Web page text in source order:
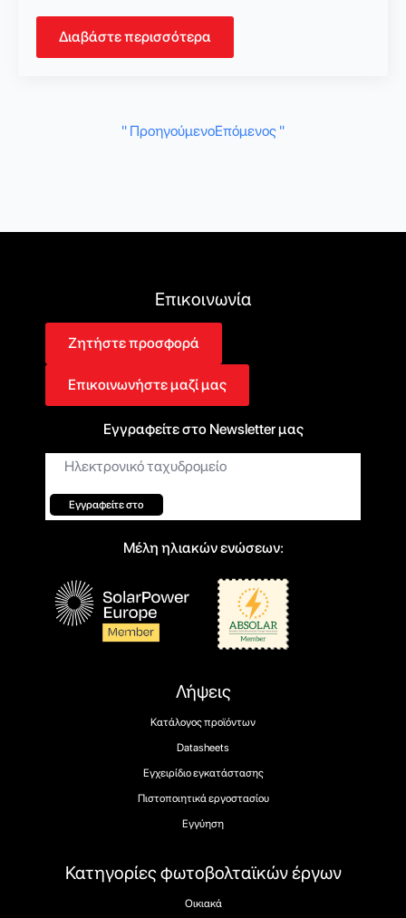
Διαβάστε περισσότερα
" ΠροηγούμενοΕπόμενος "
Κατηγορίες φωτοβολταϊκών έργων
Οικιακά
Λήψεις
Κατάλογος προϊόντων
Datasheets
Εγχειρίδιο εγκατάστασης
Πιστοποιητικά εργοστασίου
Εγγύηση
Επικοινωνία
Ζητήστε προσφορά
Επικοινωνήστε μαζί μας
Εγγραφείτε στο Newsletter μας
Ηλεκτρονικό
ταχυδρομείο*
Εγγραφείτε στο
Μέλη ηλιακών ενώσεων: